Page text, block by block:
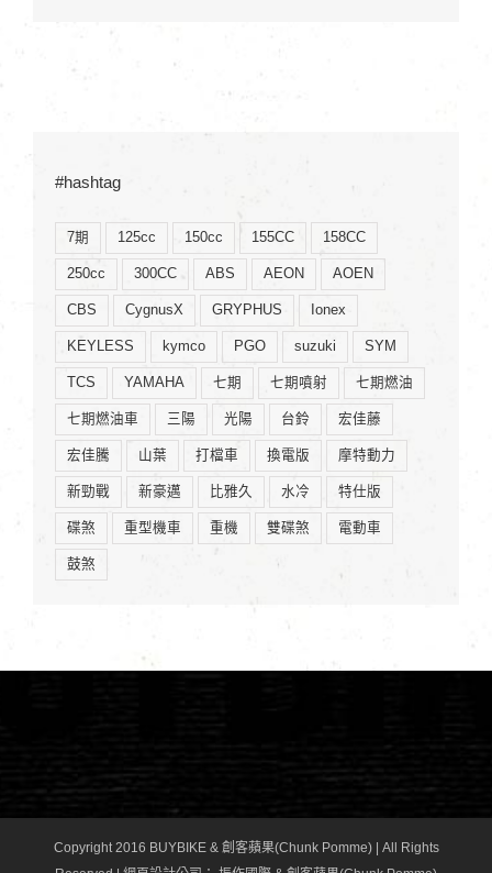
#hashtag
7期 125cc 150cc 155CC 158CC
250cc 300CC ABS AEON AOEN
CBS CygnusX GRYPHUS Ionex
KEYLESS kymco PGO suzuki SYM
TCS YAMAHA 七期 七期噴射 七期燃油
七期燃油車 三陽 光陽 台鈴 宏佳藤
宏佳騰 山葉 打檔車 換電版 摩特動力
新勁戰 新豪邁 比雅久 水冷 特仕版
碟煞 重型機車 重機 雙碟煞 電動車
鼓煞
Copyright 2016 BUYBIKE & 創客蘋果(Chunk Pomme) | All Rights